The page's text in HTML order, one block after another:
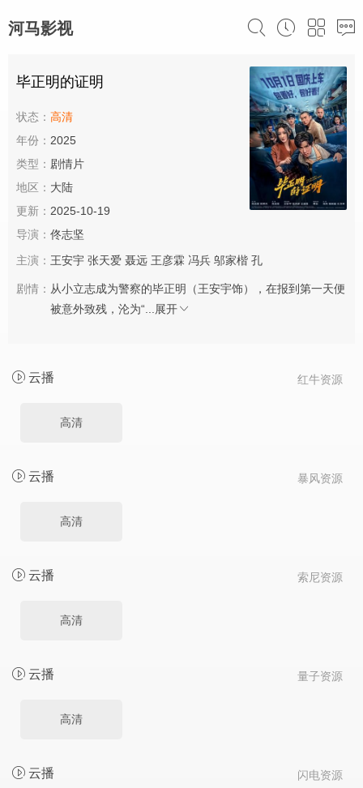
河马影视
毕正明的证明
状态： 高清
年份： 2025
类型： 剧情片
地区： 大陆
更新： 2025-10-19
导演： 佟志坚
主演： 王安宇 张天爱 聂远 王彦霖 冯兵 邬家楷 孔
剧情： 从小立志成为警察的毕正明（王安宇饰），在报到第一天便
被意外致残，沦为“...
展开
红牛资源
云播
高清
暴风资源
云播
高清
索尼资源
云播
高清
量子资源
云播
高清
闪电资源
云播